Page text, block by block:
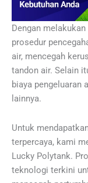
Dengan
prosedur
air, mencegah
tandon air. Selain
biaya pengeluaran
lainnya.
Untuk
terpercaya, kami
Lucky Polytank.
teknologi terkini